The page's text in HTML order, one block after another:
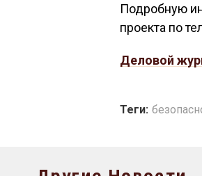
Подробную
проекта по
Деловой
Теги: